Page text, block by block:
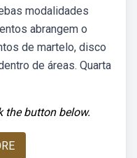
modalidades
abrangem o
de martelo, disco
de áreas. Quarta
the button below.